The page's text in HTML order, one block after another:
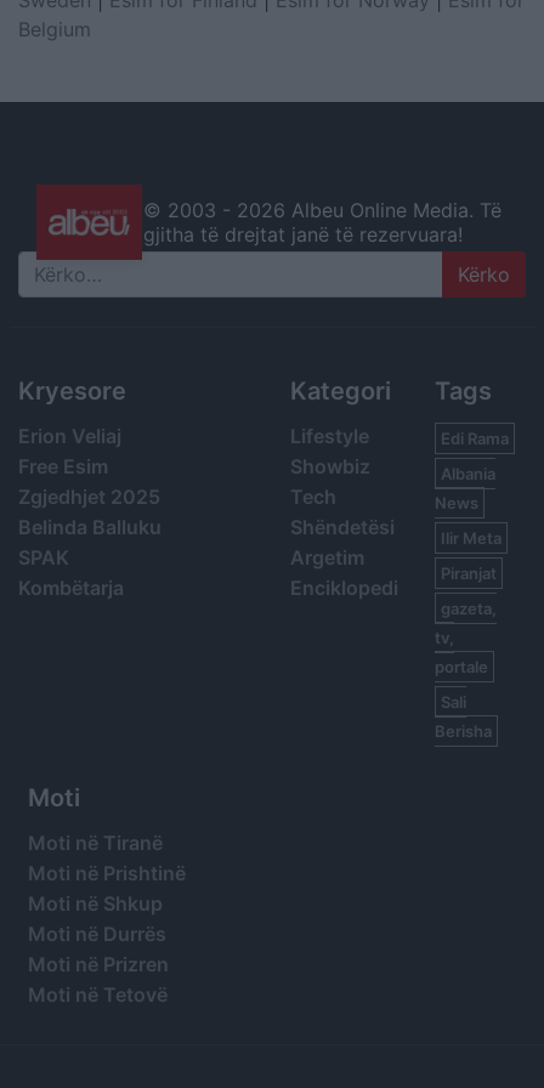
Belgium
© 2003 - 2026 Albeu Online Media. Të
gjitha të drejtat janë të rezervuara!
Search
Kryesore
Erion Veliaj
Free Esim
Zgjedhjet 2025
Belinda Balluku
SPAK
Kombëtarja
Kategori
Lifestyle
Showbiz
Tech
Shëndetësi
Argetim
Enciklopedi
Tags
Edi Rama
Albania
News
Ilir Meta
Piranjat
gazeta,
tv,
portale
Sali
Berisha
Moti
Moti në Tiranë
Moti në Prishtinë
Moti në Shkup
Moti në Durrës
Moti në Prizren
Moti në Tetovë